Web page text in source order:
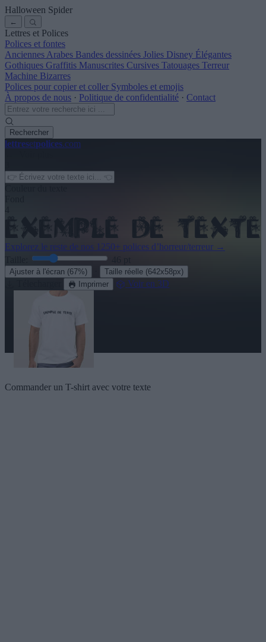
Halloween Spider
←
Lettres et Polices
Polices et fontes
Anciennes Arabes Bandes dessinées Jolies Disney Élégantes
Gothiques Graffitis Manuscrites Cursives Tatouages Terreur
Machine Bizarres
Polices pour copier et coller Symboles et emojis
À propos de nous · Politique de confidentialité · Contact
Rechercher
lettresetpolices.com
Explorez le reste de nos 1250+ polices d’horreur/terreur →
Ajuster à l'écran (67%) Taille réelle (642x58px)
Imprimer Voir en 3D
Commander un T-shirt avec votre texte